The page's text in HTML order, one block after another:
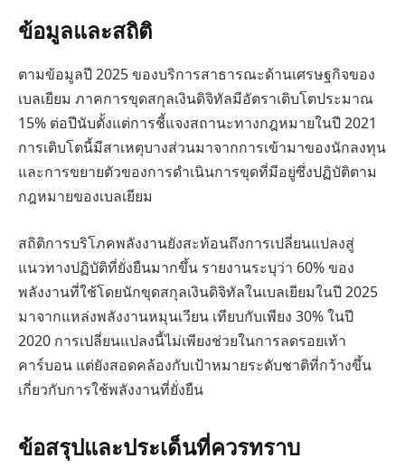
ข้อมูลและสถิติ
ตามข้อมูลปี 2025 ของบริการสาธารณะด้านเศรษฐกิจของ
เบลเยียม ภาคการขุดสกุลเงินดิจิทัลมีอัตราเติบโตประมาณ
15% ต่อปีนับตั้งแต่การชี้แจงสถานะทางกฎหมายในปี 2021
การเติบโตนี้มีสาเหตุบางส่วนมาจากการเข้ามาของนักลงทุน
และการขยายตัวของการดำเนินการขุดที่มีอยู่ซึ่งปฏิบัติตาม
กฎหมายของเบลเยียม
สถิติการบริโภคพลังงานยังสะท้อนถึงการเปลี่ยนแปลงสู่
แนวทางปฏิบัติที่ยั่งยืนมากขึ้น รายงานระบุว่า 60% ของ
พลังงานที่ใช้โดยนักขุดสกุลเงินดิจิทัลในเบลเยียมในปี 2025
มาจากแหล่งพลังงานหมุนเวียน เทียบกับเพียง 30% ในปี
2020 การเปลี่ยนแปลงนี้ไม่เพียงช่วยในการลดรอยเท้า
คาร์บอน แต่ยังสอดคล้องกับเป้าหมายระดับชาติที่กว้างขึ้น
เกี่ยวกับการใช้พลังงานที่ยั่งยืน
ข้อสรุปและประเด็นที่ควรทราบ